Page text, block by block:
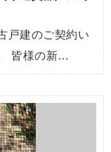
戸建のご契約い
皆様の新…